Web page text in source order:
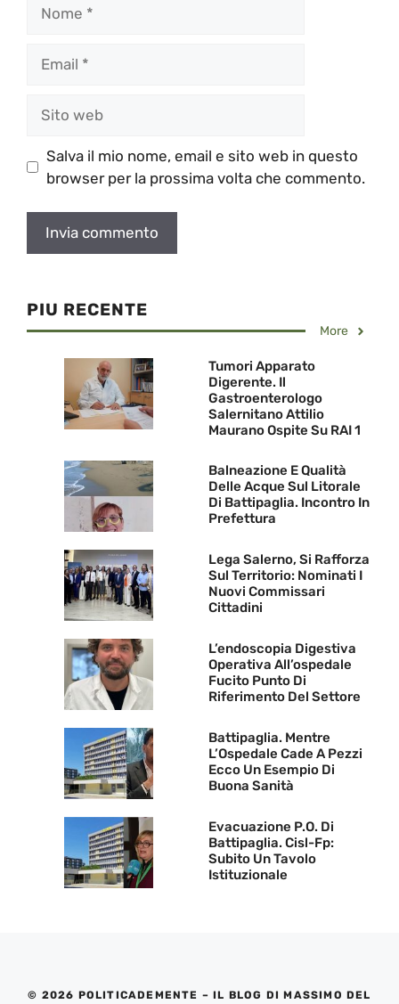
web
Salva il mio nome, email e sito web in questo
browser per la prossima volta che commento.
PIU RECENTE
More
Tumori Apparato
Digerente. Il
Gastroenterologo
Salernitano Attilio
Maurano Ospite Su RAI 1
Balneazione E Qualità
Delle Acque Sul Litorale
Di Battipaglia. Incontro In
Prefettura
Lega Salerno, Si Rafforza
Sul Territorio: Nominati I
Nuovi Commissari
Cittadini
L’endoscopia Digestiva
Operativa All’ospedale
Fucito Punto Di
Riferimento Del Settore
Battipaglia. Mentre
L’Ospedale Cade A Pezzi
Ecco Un Esempio Di
Buona Sanità
Evacuazione P.O. Di
Battipaglia. Cisl-Fp:
Subito Un Tavolo
Istituzionale
© 2026 POLITICADEMENTE – IL BLOG DI MASSIMO DEL